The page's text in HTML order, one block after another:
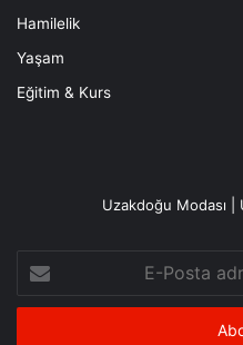
Hamilelik
Yaşam
Eğitim & Kurs
Uzakdoğu Modası |
Posta
adresinizi